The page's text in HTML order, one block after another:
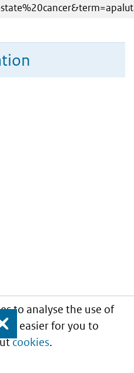
to analyse the use of
it easier for you to
cookies.